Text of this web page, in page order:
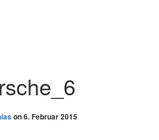
on6. Februar 2015